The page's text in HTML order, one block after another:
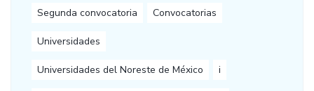
Segunda convocatoria Convocatorias
Universidades
Universidades del Noreste de México i